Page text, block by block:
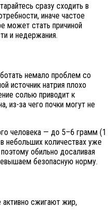
сразу сходить в
иначе частое
может стать причиной
и недержания.
немало проблем со
источник натрия плохо
солью приводит к
из-за чего почки могут не
человека — до 5–6 грамм (1
небольших количествах уже
обильно досаливая
безопасную норму.
сжигают жир,